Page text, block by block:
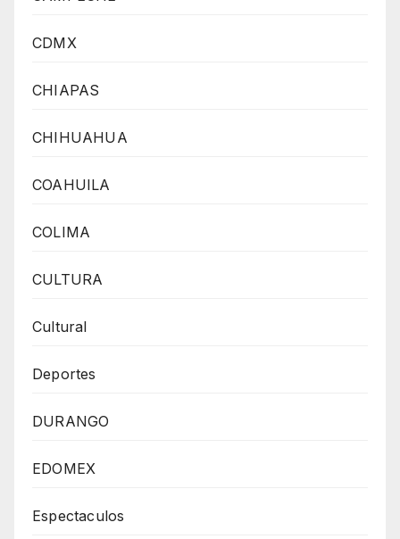
CDMX
CHIAPAS
CHIHUAHUA
COAHUILA
COLIMA
CULTURA
Cultural
Deportes
DURANGO
EDOMEX
Espectaculos